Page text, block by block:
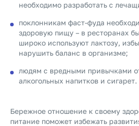
необходимо разработать с
поклонникам фаст-фуда
здоровую пищу – в ресторанах
широко используют лактозу,
нарушить баланс в организме;
людям с вредными привычками
алкогольных напитков и сигарет.
Бережное отношение к своему
питание поможет избежать